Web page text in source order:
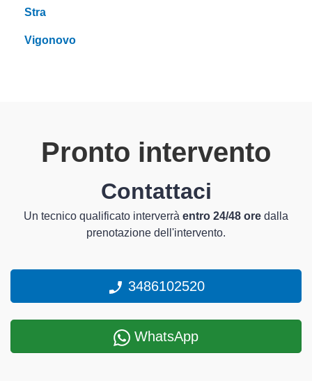
Stra
Vigonovo
Pronto intervento
Contattaci
Un tecnico qualificato interverrà entro 24/48 ore dalla
prenotazione dell'intervento.
3486102520
WhatsApp